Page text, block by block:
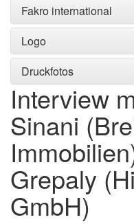
Fakro international
Logo
Druckfotos
Interview
Sinani
Grepaly
GmbH)